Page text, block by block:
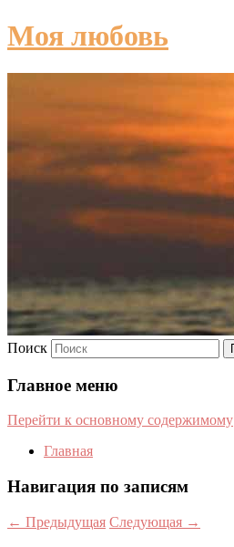
Моя любовь
Поиск
Главное меню
Перейти к основному содержимому
Главная
Навигация по записям
← Предыдущая Следующая →